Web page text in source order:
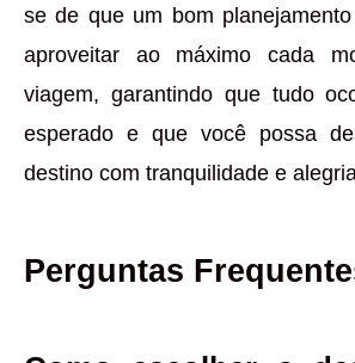
se de que um bom
aproveitar ao máximo cada
viagem, garantindo que tudo
esperado e que você possa
destino com tranquilidade e
Perguntas